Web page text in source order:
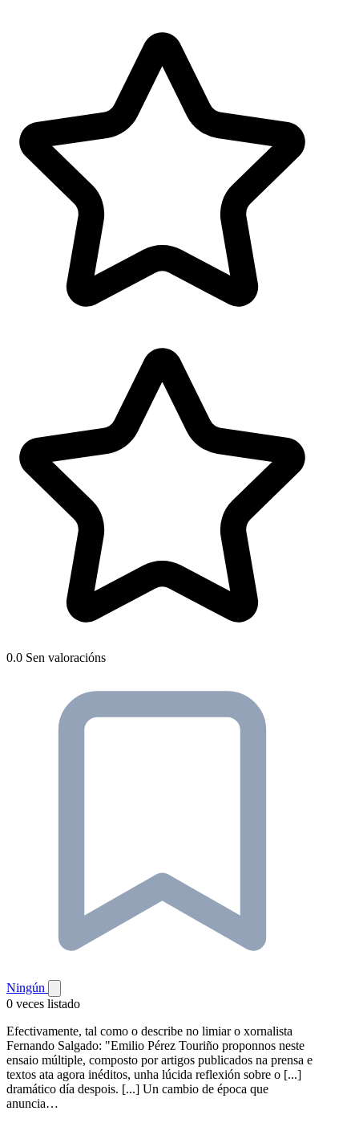
0.0 Sen valoracións
Ningún
0 veces listado
Efectivamente, tal como o describe no limiar o xornalista
Fernando Salgado: "Emilio Pérez Touriño proponnos neste
ensaio múltiple, composto por artigos publicados na prensa e
textos ata agora inéditos, unha lúcida reflexión sobre o [...]
dramático día despois. [...] Un cambio de época que
anuncia…